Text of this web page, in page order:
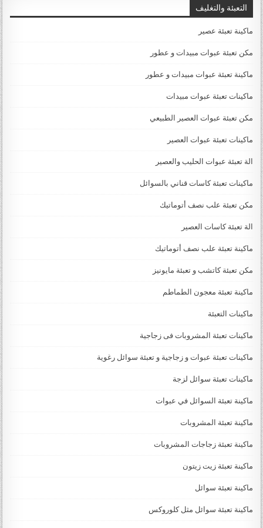
التعبئة والتغليف
ماكينة تعبئة عصير
مكن تعبئة عبوات مبيدات و عطور
ماكينة تعبئة عبوات مبيدات و عطور
ماكينات تعبئة عبوات مبيدات
مكن تعبئة عبوات العصير الطبيعي
ماكينات تعبئة عبوات العصير
الة تعبئة عبوات الحليب والعصير
ماكينات تعبئة كاسات قناني بالسوائل
مكن تعبئة علب نصف أتوماتيك
الة تعبئة كاسات العصير
ماكينة تعبئة علب نصف أتوماتيك
مكن تعبئة كاتشب و تعبئة مايونيز
ماكينة تعبئة معجون الطماطم
ماكينات التعبئة
ماكينات تعبئة المشروبات فى زجاجية
ماكينات تعبئة عبوات و زجاجية و تعبئة سوائل رغوية
ماكينات تعبئة سوائل لزجة
‏‏‏ماكينة تعبئة السوائل في عبوات
ماكينة تعبئة المشروبات
ماكينة تعبئة زجاجات المشروبات
ماكينة تعبئة زيت زيتون
ماكينة تعبئة سوائل
ماكينة تعبئة سوائل مثل كلوروكس